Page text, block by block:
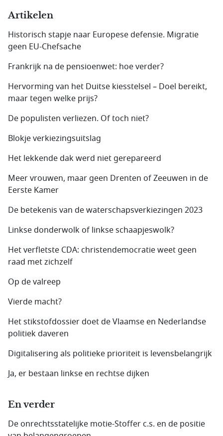
Artikelen
Historisch stapje naar Europese defensie. Migratie
geen EU-Chefsache
Frankrijk na de pensioenwet: hoe verder?
Hervorming van het Duitse kiesstelsel – Doel bereikt,
maar tegen welke prijs?
De populisten verliezen. Of toch niet?
Blokje verkiezingsuitslag
Het lekkende dak werd niet gerepareerd
Meer vrouwen, maar geen Drenten of Zeeuwen in de
Eerste Kamer
De betekenis van de waterschapsverkiezingen 2023
Linkse donderwolk of linkse schaapjeswolk?
Het verfletste CDA: christendemocratie weet geen
raad met zichzelf
Op de valreep
Vierde macht?
Het stikstofdossier doet de Vlaamse en Nederlandse
politiek daveren
Digitalisering als politieke prioriteit is levensbelangrijk
Ja, er bestaan linkse en rechtse dijken
En verder
De onrechtsstatelijke motie-Stoffer c.s. en de positie